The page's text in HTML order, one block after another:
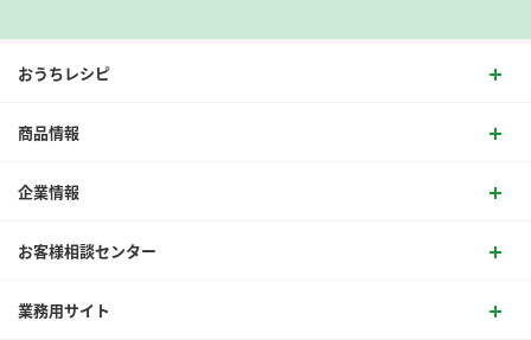
おうちレシピ
商品情報
企業情報
お客様相談センター
業務用サイト